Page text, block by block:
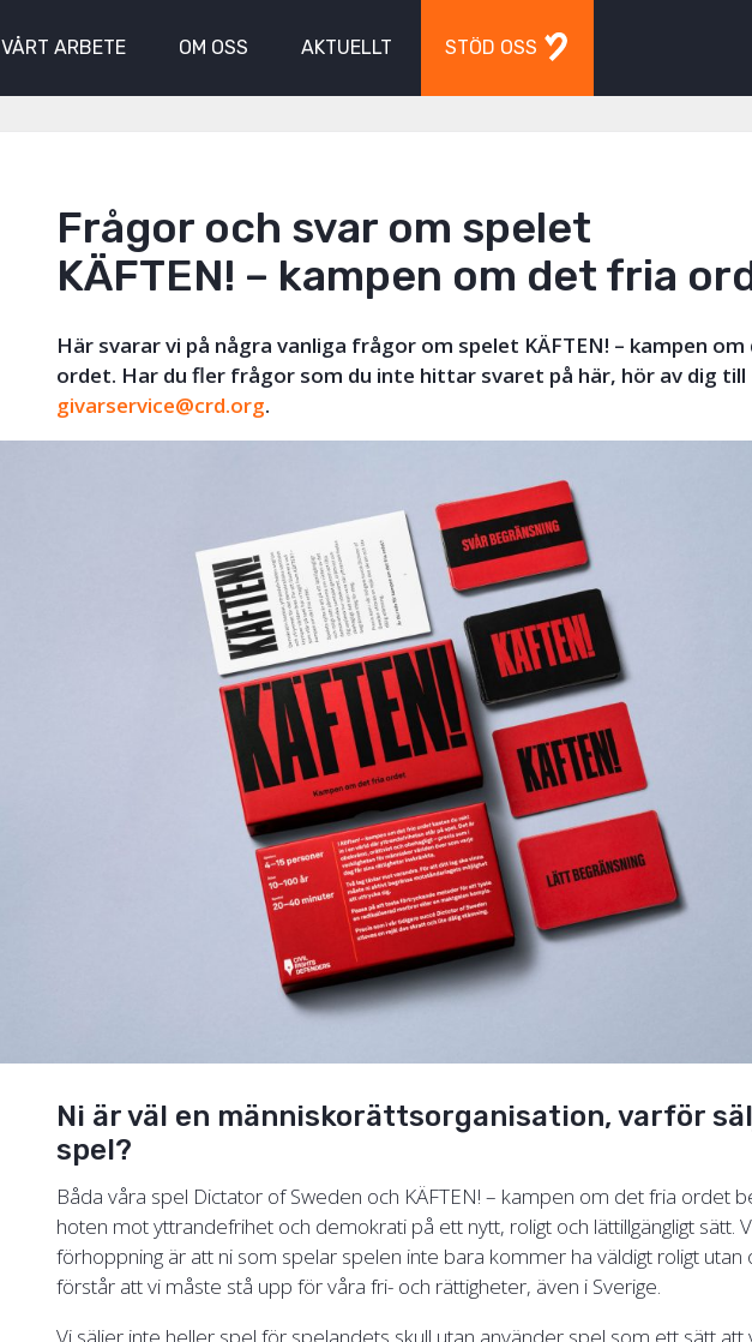
VÅRT ARBETE OM OSS AKTUELLT STÖD OSS
Frågor och svar om spelet
KÄFTEN! – kampen om det fria
Här svarar vi på några vanliga frågor om spelet KÄFTEN! – kampen
ordet. Har du fler frågor som du inte hittar svaret på här, hör av dig till
givarservice@crd.org.
Ni är väl en människorättsorganisation, varför
spel?
Båda våra spel Dictator of Sweden och KÄFTEN! – kampen om det fria ordet
hoten mot yttrandefrihet och demokrati på ett nytt, roligt och lättillgängligt sätt.
förhoppning är att ni som spelar spelen inte bara kommer ha väldigt roligt utan
förstår att vi måste stå upp för våra fri- och rättigheter, även i Sverige.
Vi säljer inte heller spel för spelandets skull utan använder spel som ett sätt att